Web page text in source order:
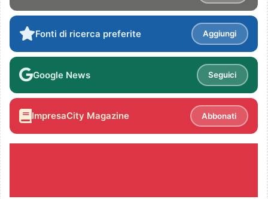
Fonti di ricerca preferite Aggiungi
Google News Seguici
ImpresaCity Magazine Abbonati